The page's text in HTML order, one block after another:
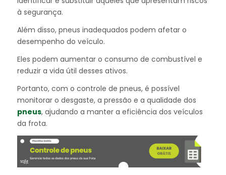
à segurança.
Além disso, pneus inadequados podem afetar o
desempenho do veículo.
Eles podem aumentar o consumo de combustível e
reduzir a vida útil desses ativos.
Portanto, com o controle de pneus, é possível
monitorar o desgaste, a pressão e a qualidade dos
pneus, ajudando a manter a eficiência dos veículos
da frota.